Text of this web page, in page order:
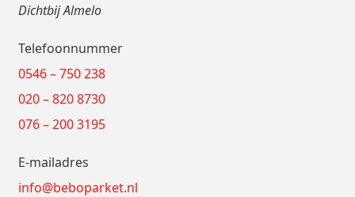
Dichtbij Almelo
Telefoonnummer
0546 – 750 238
020 – 820 8730
076 – 200 3195
E-mailadres
info@beboparket.nl